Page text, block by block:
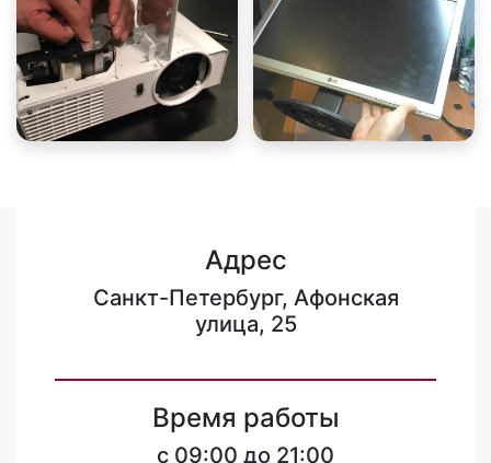
Адрес
Санкт-Петербург, Афонская
улица, 25
Время работы
c 09:00 до 21:00